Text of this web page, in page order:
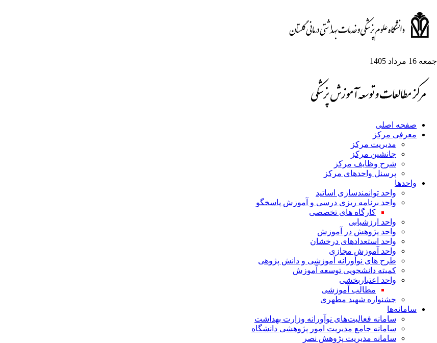
جمعه 16 مرداد 1405
صفحه اصلی
معرفی مرکز
مدیریت مرکز
جانشین مرکز
شرح وظایف مرکز
پرسنل واحدهای مرکز
واحدها
واحد توانمندسازی اساتید
واحد برنامه ریزی درسی و آموزش پاسخگو
کارگاه های تخصصی
واحد ارزشیابی
واحد پژوهش در آموزش
واحد استعدادهای درخشان
واحد آموزش مجازی
طرح های نوآورانه آموزشی و دانش پژوهی
کمیته دانشجویی توسعه آموزش
واحد اعتباربخشی
مطالب آموزشی
جشنواره شهید مطهری
سامانه‌ها
سامانه فعالیت‌های نوآورانه وزارت بهداشت
سامانه جامع مدیریت امور پژوهشی دانشگاه
سامانه مدیریت پژوهش نصر